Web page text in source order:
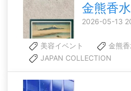
金熊香
2026-05-13
美容イベント
金熊香
JAPAN COLLECTION